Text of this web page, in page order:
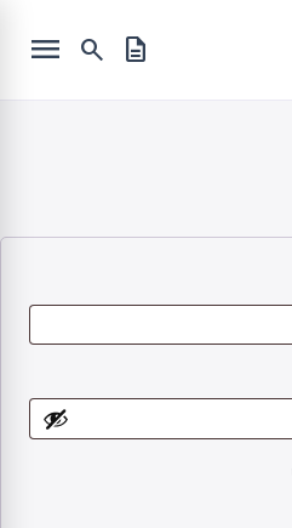
description
search
menu